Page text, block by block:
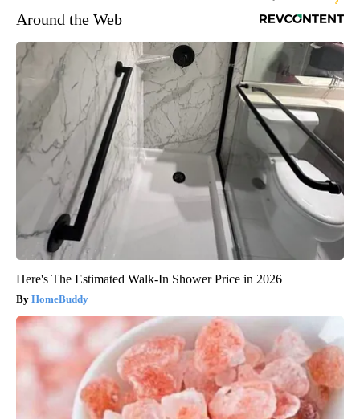
Around the Web
Here's The Estimated Walk-In Shower Price in 2026
HomeBuddy